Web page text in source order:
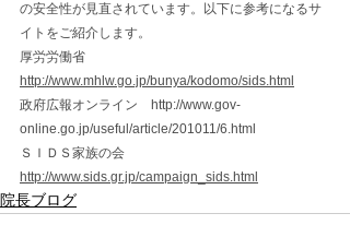
の安全性が見直されています。以下に参考になるサ
イトをご紹介します。
厚労労働省
http://www.mhlw.go.jp/bunya/kodomo/sids.html
政府広報オンライン　http://www.gov-
online.go.jp/useful/article/201011/6.html
ＳＩＤＳ家族の会
http://www.sids.gr.jp/campaign_sids.html
院長ブログ